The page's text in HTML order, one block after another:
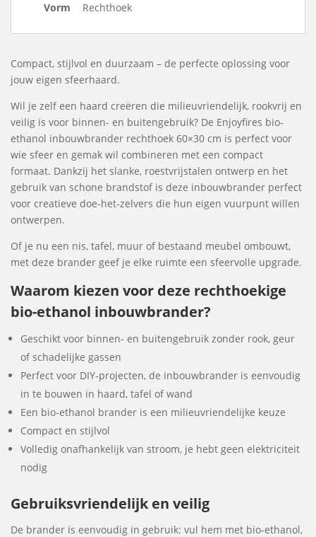
Vorm
Rechthoek
Compact, stijlvol en duurzaam – de perfecte oplossing voor
jouw eigen sfeerhaard.
Wil je zelf een haard creëren die milieuvriendelijk, rookvrij en
veilig is voor binnen- en buitengebruik? De Enjoyfires bio-
ethanol inbouwbrander rechthoek 60×30 cm is perfect voor
wie sfeer en gemak wil combineren met een compact
formaat. Dankzij het slanke, roestvrijstalen ontwerp en het
gebruik van schone brandstof is deze inbouwbrander perfect
voor creatieve doe-het-zelvers die hun eigen vuurpunt willen
ontwerpen.
Of je nu een nis, tafel, muur of bestaand meubel ombouwt,
met deze brander geef je elke ruimte een sfeervolle upgrade.
Waarom kiezen voor deze rechthoekige
bio-ethanol inbouwbrander?
Geschikt voor binnen- en buitengebruik zonder rook, geur
of schadelijke gassen
Perfect voor DIY-projecten, de inbouwbrander is eenvoudig
in te bouwen in haard, tafel of wand
Een bio-ethanol brander is een milieuvriendelijke keuze
Compact en stijlvol
Volledig onafhankelijk van stroom, je hebt geen elektriciteit
nodig
Gebruiksvriendelijk en veilig
De brander is eenvoudig in gebruik: vul hem met bio-ethanol,